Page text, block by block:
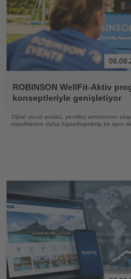
Oku
ROBINSON WellFit-Aktiv
konseptleriyle genişletiyor
Dijital vücut analizi, yenilikçi antrenman
misafirlerine daha kişiselleştirilmiş bir spor